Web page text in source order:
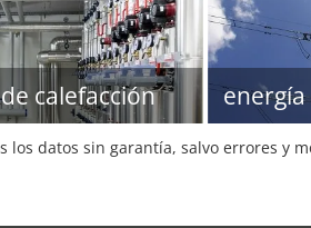
calefacción energía
los datos sin garantía, salvo errores y